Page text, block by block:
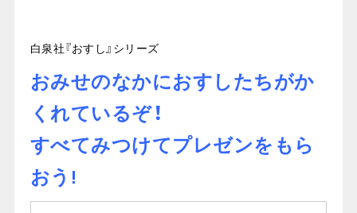
白泉社『おすし』シリーズ
おみせのなかにおすしたちがか
くれているぞ！
すべてみつけてプレゼンをもら
おう!